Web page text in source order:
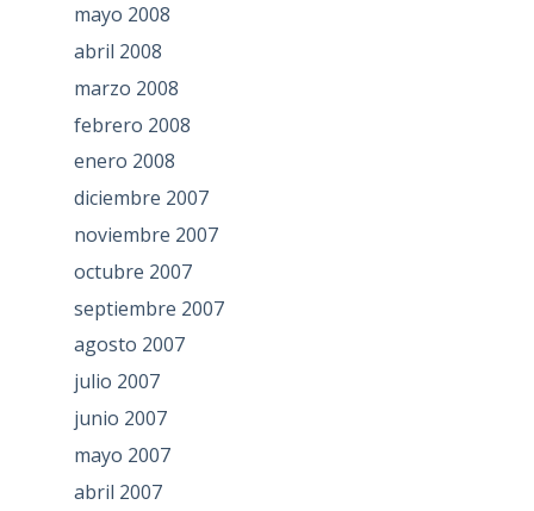
mayo 2008
abril 2008
marzo 2008
febrero 2008
enero 2008
diciembre 2007
noviembre 2007
octubre 2007
septiembre 2007
agosto 2007
julio 2007
junio 2007
mayo 2007
abril 2007